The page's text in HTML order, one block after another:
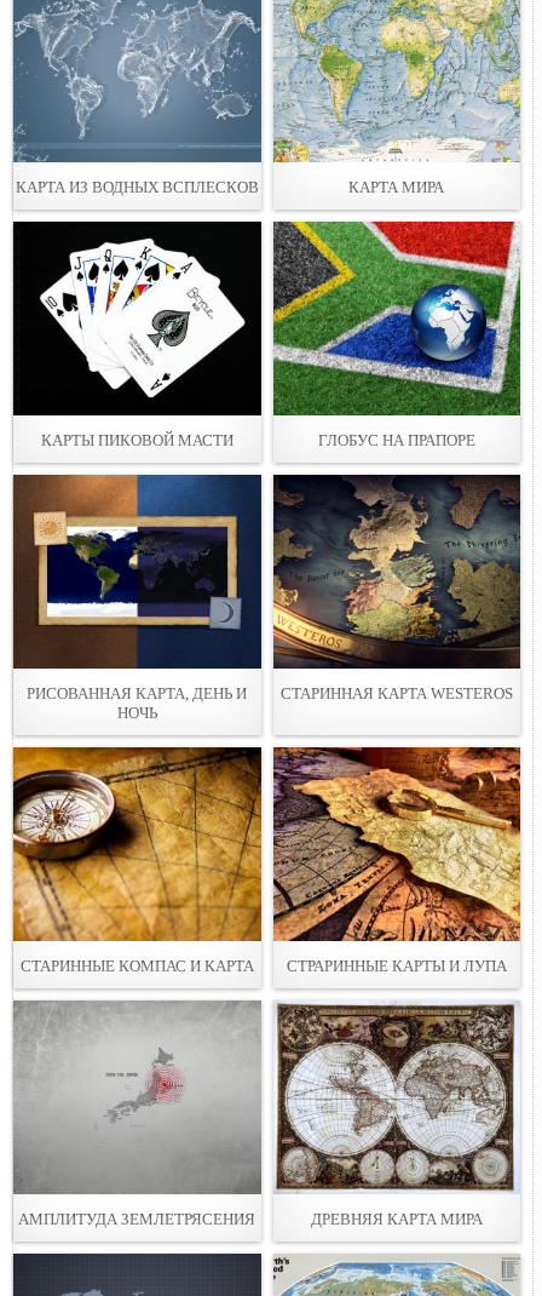
КАРТА ИЗ ВОДНЫХ ВСПЛЕСКОВ КАРТА МИРА
КАРТЫ ПИКОВОЙ МАСТИ ГЛОБУС НА ПРАПОРЕ
РИСОВАННАЯ КАРТА, ДЕНЬ И
НОЧЬ
СТАРИННАЯ КАРТА WESTEROS
СТАРИННЫЕ КОМПАС И КАРТА СТРАРИННЫЕ КАРТЫ И ЛУПА
АМПЛИТУДА ЗЕМЛЕТРЯСЕНИЯ ДРЕВНЯЯ КАРТА МИРА